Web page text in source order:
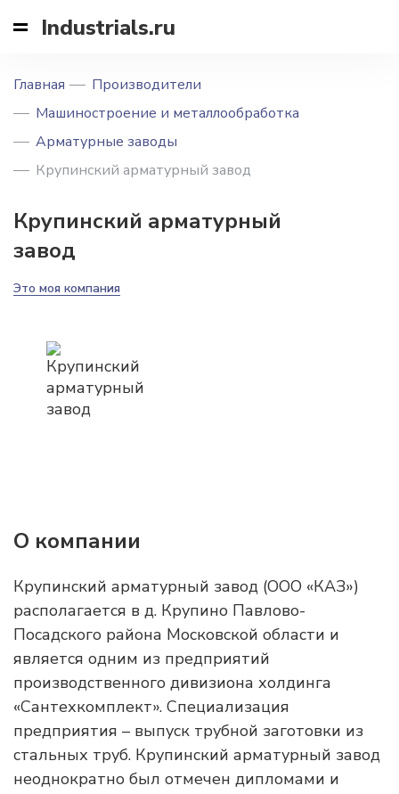
Industrials.ru
Главная
Производители
Машиностроение и металлообработка
Арматурные заводы
Крупинский арматурный завод
Крупинский арматурный
завод
Это моя компания
О компании
Крупинский арматурный завод (ООО «КАЗ»)
располагается в д. Крупино Павлово-
Посадского района Московской области и
является одним из предприятий
производственного дивизиона холдинга
«Сантехкомплект». Специализация
предприятия – выпуск трубной заготовки из
стальных труб. Крупинский арматурный завод
неоднократно был отмечен дипломами и